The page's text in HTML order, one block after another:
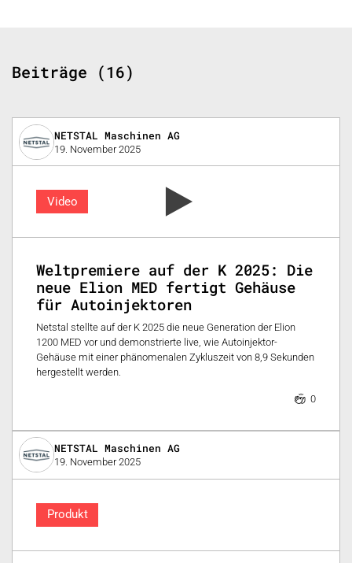
Beiträge (16)
NETSTAL Maschinen AG
19. November 2025
Video
Weltpremiere auf der K 2025: Die
neue Elion MED fertigt Gehäuse
für Autoinjektoren
Netstal stellte auf der K 2025 die neue Generation der Elion
1200 MED vor und demonstrierte live, wie Autoinjektor-
Gehäuse mit einer phänomenalen Zykluszeit von 8,9 Sekunden
hergestellt werden.
0
NETSTAL Maschinen AG
19. November 2025
Produkt